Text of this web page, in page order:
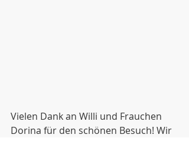
Vielen Dank an Willi und Frauchen
Dorina für den schönen Besuch! Wir